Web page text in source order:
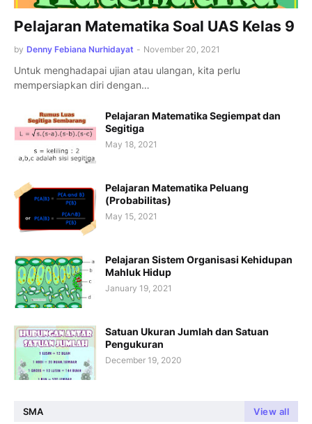
Pelajaran Matematika Soal UAS Kelas 9
by Denny Febiana Nurhidayat - November 20, 2021
Untuk menghadapai ujian atau ulangan, kita perlu
mempersiapkan diri dengan…
Pelajaran Matematika Segiempat dan
Segitiga
May 18, 2021
Pelajaran Matematika Peluang
(Probabilitas)
May 15, 2021
Pelajaran Sistem Organisasi Kehidupan
Mahluk Hidup
January 19, 2021
Satuan Ukuran Jumlah dan Satuan
Pengukuran
December 19, 2020
SMA View all